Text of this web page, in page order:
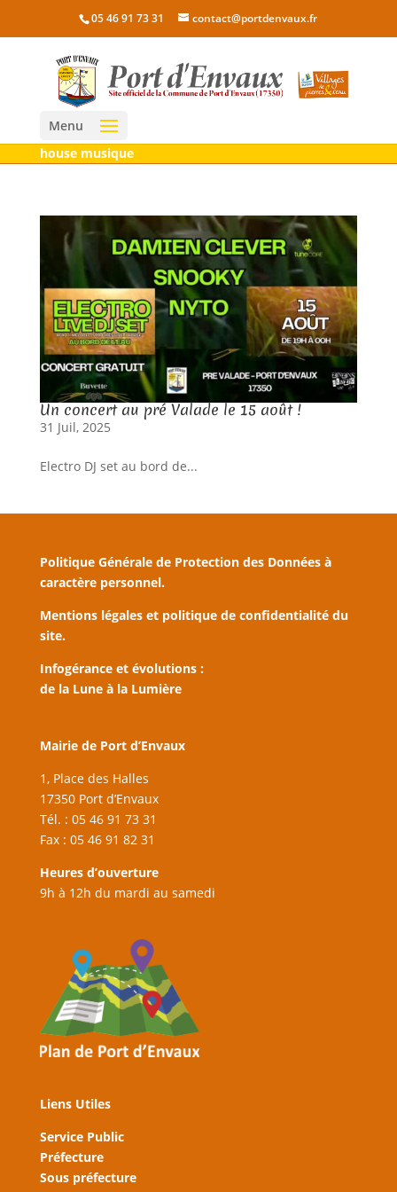
05 46 91 73 31 contact@portdenvaux.fr
Menu
house musique
Un concert au pré Valade le 15 août !
31 Juil, 2025
Electro DJ set au bord de...
Politique Générale de Protection des Données à
caractère personnel.
Mentions légales et politique de confidentialité du
site.
Infogérance et évolutions :
de la Lune à la Lumière
Mairie de Port d’Envaux
1, Place des Halles
17350 Port d’Envaux
Tél. : 05 46 91 73 31
Fax : 05 46 91 82 31
Heures d’ouverture
9h à 12h du mardi au samedi
Liens Utiles
Service Public
Préfecture
Sous préfecture